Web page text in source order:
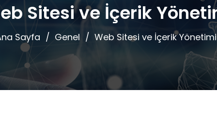
Sitesi ve İçerik
Sayfa Genel Web Sitesi ve İçerik Yönetimi